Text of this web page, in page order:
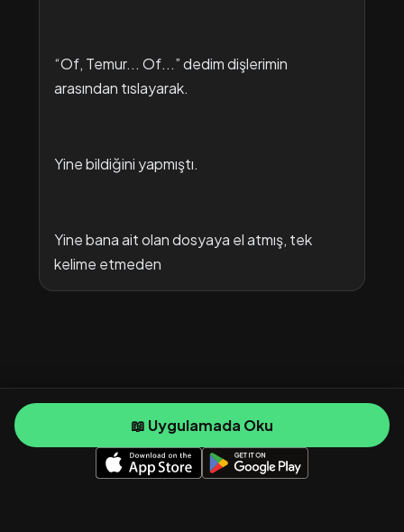
“Of, Temur... Of...” dedim dişlerimin
arasından tıslayarak.
Yine bildiğini yapmıştı.
Yine bana ait olan dosyaya el atmış, tek
kelime etmeden
📖 Uygulamada Oku